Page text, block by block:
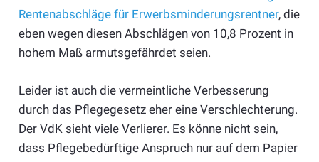
Rentenabschläge für Erwerbsminderungsrentner, die
eben wegen diesen Abschlägen von 10,8 Prozent in
hohem Maß armutsgefährdet seien.
Leider ist auch die vermeintliche Verbesserung
durch das Pflegegesetz eher eine Verschlechterung.
Der VdK sieht viele Verlierer. Es könne nicht sein,
dass Pflegebedürftige Anspruch nur auf dem Papier